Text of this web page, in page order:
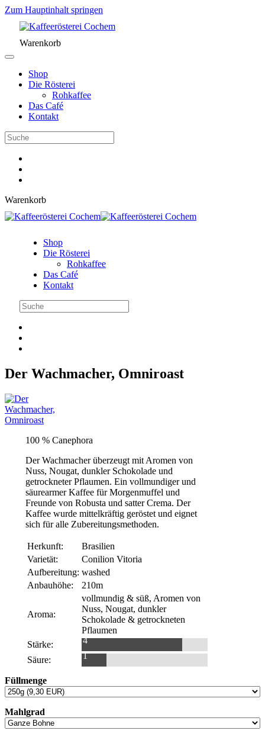
Zum Hauptinhalt springen
Warenkorb
Shop
Die Rösterei
Rohkaffee
Das Café
Kontakt
Warenkorb
Shop
Die Rösterei
Rohkaffee
Das Café
Kontakt
Der Wachmacher, Omniroast
100 % Canephora
Der Wachmacher überzeugt mit Aromen von
Nuss, Nougat, dunkler Schokolade und
getrockneter Pflaumen. Ein vollmundiger und
säurearmer Kaffee für Morgenmuffel und
Freunde von Robusta und satter Crema. Der
Kaffee wurde mittelkräftig geröstet und eignet
sich für alle Zubereitungsmethoden.
Herkunft:
Brasilien
Varietät:
Conilion Vitoria
Aufbereitung: washed
Anbauhöhe:
210m
Aroma:
vollmundig & süß, Aromen von
Nuss, Nougat, dunkler
Schokolade & getrockneten
Pflaumen
Stärke:
4
Säure:
1
Füllmenge
Mahlgrad